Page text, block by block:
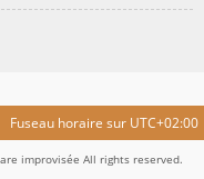
Fuseau horaire sur UTC+02:00
improvisée All rights reserved.